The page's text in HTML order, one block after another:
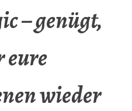
– genügt,
eure
wieder